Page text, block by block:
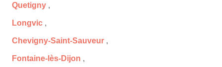
Quetigny ,
Longvic ,
Chevigny-Saint-Sauveur ,
Fontaine-lès-Dijon ,